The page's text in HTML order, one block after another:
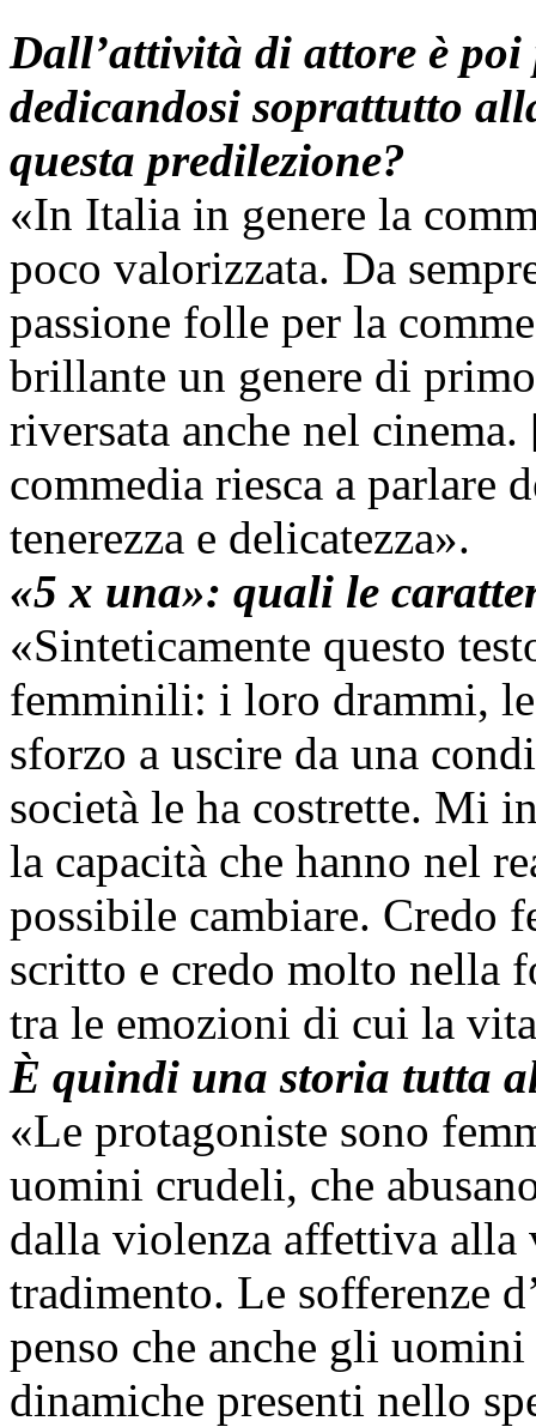
Dall’attività di attore è
dedicandosi soprattutto
questa predilezione?
«In Italia in genere la
poco valorizzata. Da
passione folle per la
brillante un genere di
riversata anche nel
commedia riesca a parlare
tenerezza e delicatezza».
«5 x una»: quali le
«Sinteticamente questo
femminili: i loro drammi,
sforzo a uscire da una
società le ha costrette. Mi
la capacità che hanno nel
possibile cambiare. Credo
scritto e credo molto nella
tra le emozioni di cui la
È quindi una storia tutta
«Le protagoniste sono
uomini crudeli, che
dalla violenza affettiva
tradimento. Le sofferenze
penso che anche gli
dinamiche presenti nello